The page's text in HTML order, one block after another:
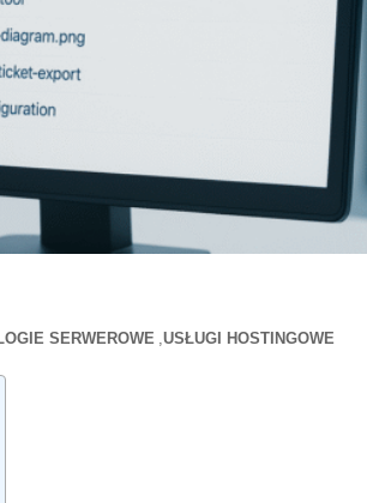
SERWEROWE USŁUGI HOSTINGOWE